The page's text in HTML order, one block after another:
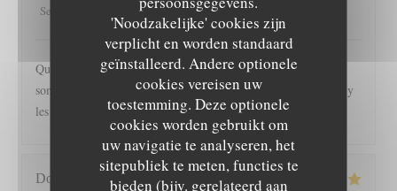
'Noodzakelijke' cookies zijn
verplicht en worden standaard
geïnstalleerd. Andere optionele
cookies vereisen uw
toestemming. Deze optionele
cookies worden gebruikt om
uw navigatie te analyseren, het
sitepubliek te meten, functies te
bieden (bijv. gerelateerd aan
Service
Atmosfeer: 4/5 Keuken: 5/5 Kwaliteit / Prijs
Quatrième visite et toujours aucune fausse note ! Nous nous
sommes régalés et le service est toujours aussi agréable. Allez y
les yeux fermés !
Domonique C